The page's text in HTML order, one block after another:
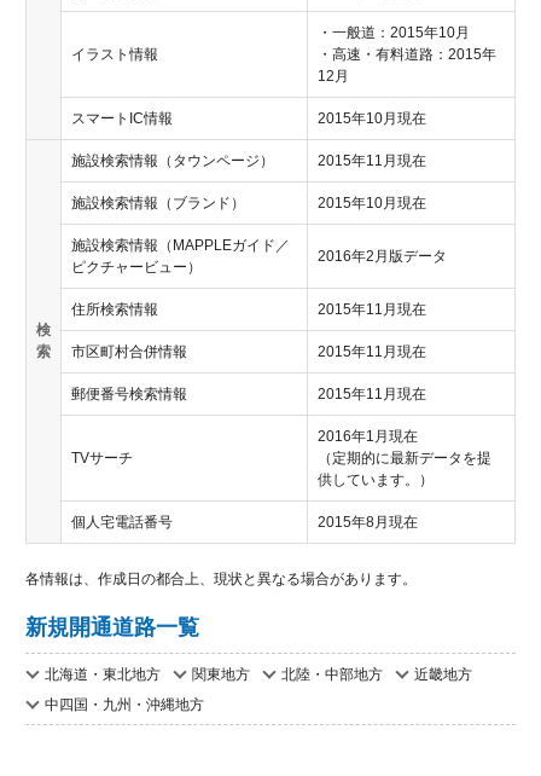
イラスト情報
・一般道：2015年10月
・高速・有料道路：2015年
12月
スマートIC情報 2015年10月現在
検
索
施設検索情報（タウンページ） 2015年11月現在
施設検索情報（ブランド） 2015年10月現在
施設検索情報（MAPPLEガイド／
ピクチャービュー）
2016年2月版データ
住所検索情報 2015年11月現在
市区町村合併情報 2015年11月現在
郵便番号検索情報 2015年11月現在
TVサーチ
2016年1月現在
（定期的に最新データを提
供しています。）
個人宅電話番号 2015年8月現在
各情報は、作成日の都合上、現状と異なる場合があります。
新規開通道路一覧
北海道・東北地方 関東地方 北陸・中部地方
近畿地方
中四国・九州・沖縄地方